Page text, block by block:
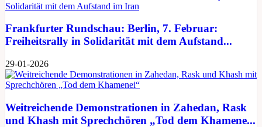
Frankfurter Rundschau: Berlin, 7. Februar:
Freiheitsrally in Solidarität mit dem Aufstand...
29-01-2026
Weitreichende Demonstrationen in Zahedan, Rask
und Khash mit Sprechchören „Tod dem Khamene...